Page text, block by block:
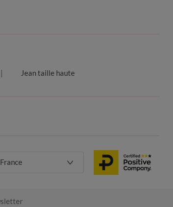
Jean taille haute
France